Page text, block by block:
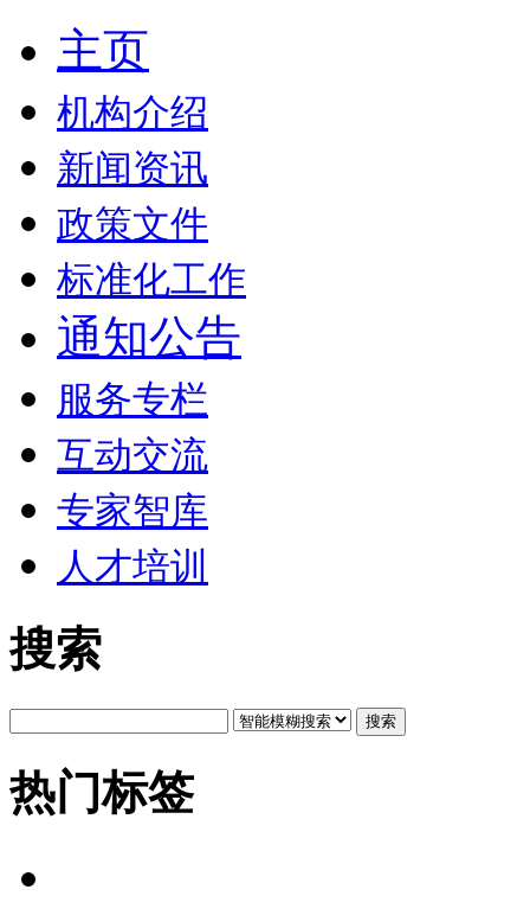
主页
机构介绍
新闻资讯
政策文件
标准化工作
通知公告
服务专栏
互动交流
专家智库
人才培训
搜索
搜索
热门标签